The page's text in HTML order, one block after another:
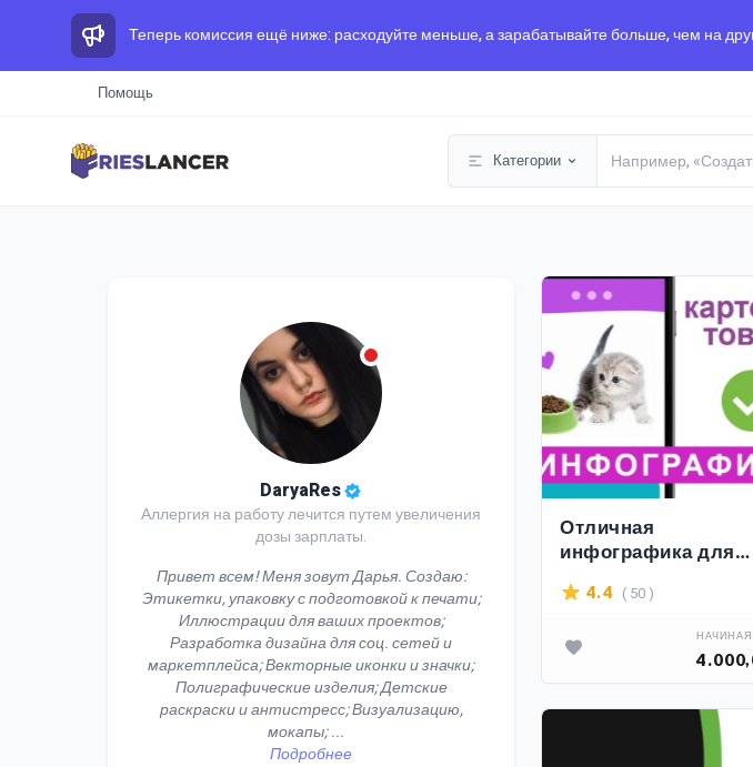
Теперь комиссия ещё ниже: расходуйте меньше, а зарабатывайте больше, чем на
Помощь
Категории
DaryaRes
Аллергия на работу лечится путем увеличения
дозы зарплаты.
Привет всем! Меня зовут Дарья. Создаю:
Этикетки, упаковку с подготовкой к печати;
Иллюстрации для ваших проектов;
Разработка дизайна для соц. сетей и
маркетплейса; Векторные иконки и значки;
Полиграфические изделия; Детские
раскраски и антистресс; Визуализацию,
мокапы;...
Подробнее
Отличная
инфографика для
товара в Wildberries
4.4 ( 50 )